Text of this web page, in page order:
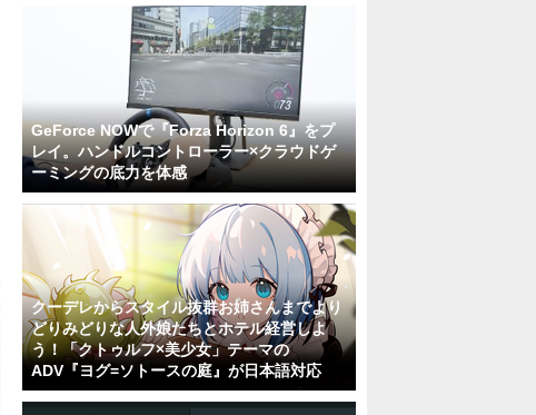
GeForce NOWで『Forza Horizon 6』をプ
レイ。ハンドルコントローラー×クラウドゲ
ーミングの底力を体感
クーデレからスタイル抜群お姉さんまでより
どりみどりな人外娘たちとホテル経営しよ
う！「クトゥルフ×美少女」テーマの
ADV『ヨグ=ソトースの庭』が日本語対応